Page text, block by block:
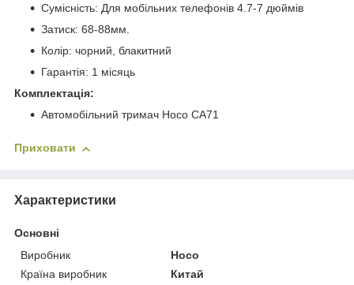
Сумісність: Для мобільних телефонів 4.7-7 дюймів
Затиск: 68-88мм.
Колір: чорний, блакитний
Гарантія: 1 місяць
Комплектація:
Автомобільний тримач Hoco CA71
Приховати
Характеристики
Основні
Виробник
Hoco
Країна виробник
Китай